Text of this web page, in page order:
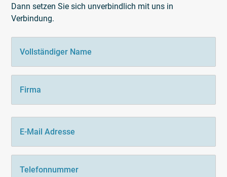
Dann setzen Sie sich unverbindlich mit uns in
Verbindung.